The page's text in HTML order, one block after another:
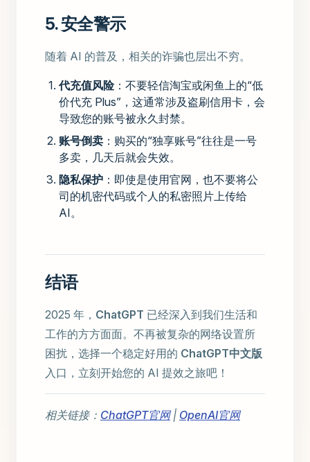
5. 安全警示
随着 AI 的普及，相关的诈骗也层出不穷。
代充值风险：不要轻信淘宝或闲鱼上的“低
价代充 Plus”，这通常涉及盗刷信用卡，会
导致您的账号被永久封禁。
账号倒卖 ：购买的“独享账号”往往是一号
多卖，几天后就会失效。
隐私保护 ：即使是使用官网，也不要将公
司的机密代码或个人的私密照片上传给
AI。
结语
2025 年， ChatGPT 已经深入到我们生活和
工作的方方面面。不再被复杂的网络设置所
困扰，选择一个稳定好用的 ChatGPT中文版
入口，立刻开始您的 AI 提效之旅吧！
相关链接： ChatGPT官网| OpenAI官网